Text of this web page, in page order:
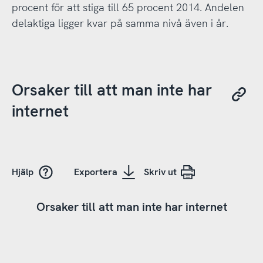
procent för att stiga till 65 procent 2014. Andelen
delaktiga ligger kvar på samma nivå även i år.
Orsaker till att man inte har
internet
Hjälp Exportera Skriv ut
Orsaker till att man inte har internet